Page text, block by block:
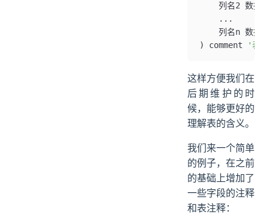
列名2 数据
    ...
列名n 数据
) comment
'表
这样方便我们在
后期维护的时
候，能够更好的
理解表的含义。
我们来一个简单
的例子，在之前
的基础上增加了
一些字段的注释
和表注释：